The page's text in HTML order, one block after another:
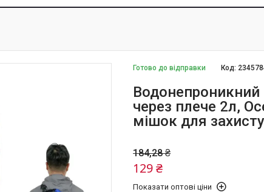
Готово до відправки Код:
через плече 2л,
мішок для
184,28 ₴
129 ₴
Показати оптові ціни